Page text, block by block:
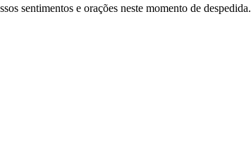
sentimentos e orações neste momento de despedida.